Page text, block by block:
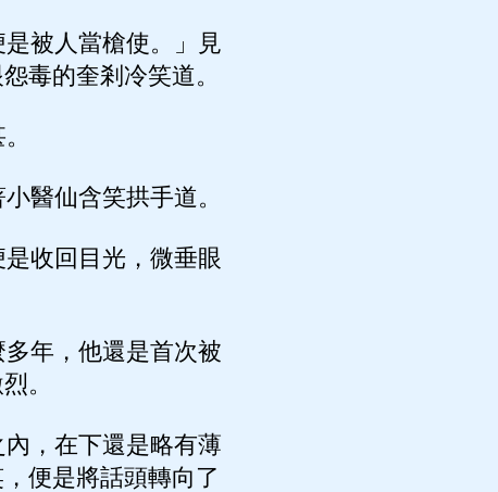
被人當槍使。」見
毒的奎剎冷笑道。
醫仙含笑拱手道。
收回目光，微垂眼
年，他還是首次被
。
，在下還是略有薄
便是將話頭轉向了